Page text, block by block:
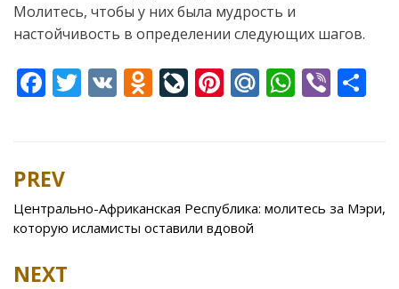
Молитесь, чтобы у них была мудрость и
настойчивость в определении следующих шагов.
F
b
o
o
T V O
kl
as
Li
u
r
Pi
st
M
u
W
A
p
Vi
Post
navigation
PREV
Центрально-Африканская Республика: молитесь за Мэри,
которую исламисты оставили вдовой
NEXT